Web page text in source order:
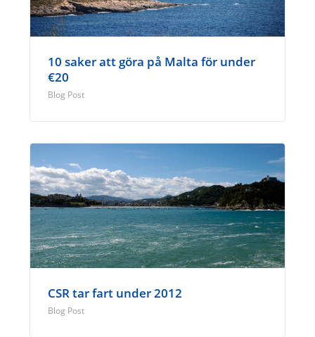
10 saker att göra på Malta för under
€20
Blog Post
CSR tar fart under 2012
Blog Post